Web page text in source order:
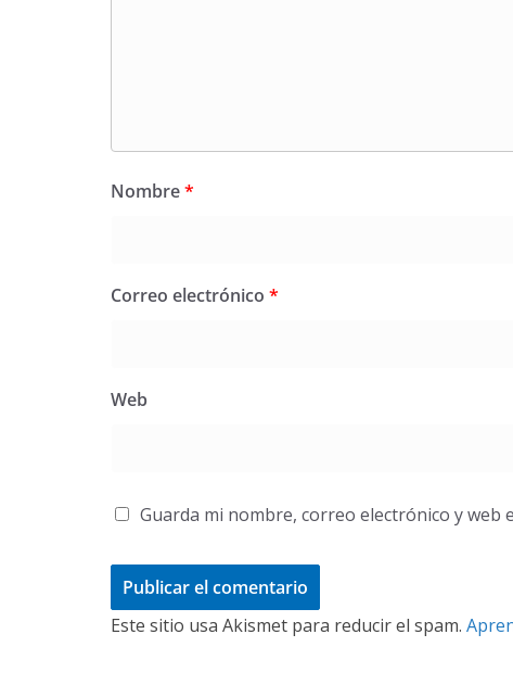
Nombre*
Correo electrónico *
Web
Guarda mi nombre, correo electrónico y web
Este sitio usa Akismet para reducir el spam.